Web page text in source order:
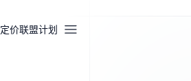
定价联盟计划